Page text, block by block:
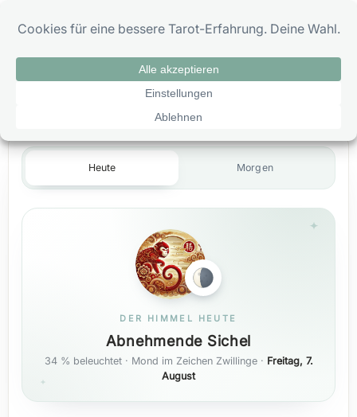
Inhalt
Tageshoroskop Affe Heute
Heute Morgen
DER HIMMEL HEUTE
Abnehmende Sichel
34 % beleuchtet · Mond im Zeichen Zwillinge · Freitag, 7.
August